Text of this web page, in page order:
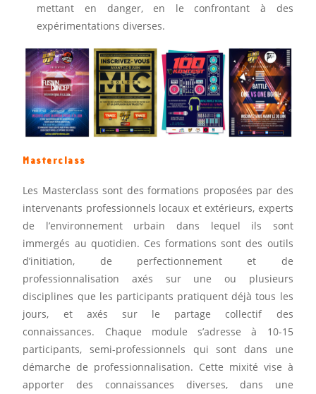
mettant en danger, en le confrontant à des
expérimentations diverses.
Masterclass
Les Masterclass sont des formations proposées par des
intervenants professionnels locaux et extérieurs, experts
de l’environnement urbain dans lequel ils sont
immergés au quotidien. Ces formations sont des outils
d’initiation, de perfectionnement et de
professionnalisation axés sur une ou plusieurs
disciplines que les participants pratiquent déjà tous les
jours, et axés sur le partage collectif des
connaissances. Chaque module s’adresse à 10-15
participants, semi-professionnels qui sont dans une
démarche de professionnalisation. Cette mixité vise à
apporter des connaissances diverses, dans une